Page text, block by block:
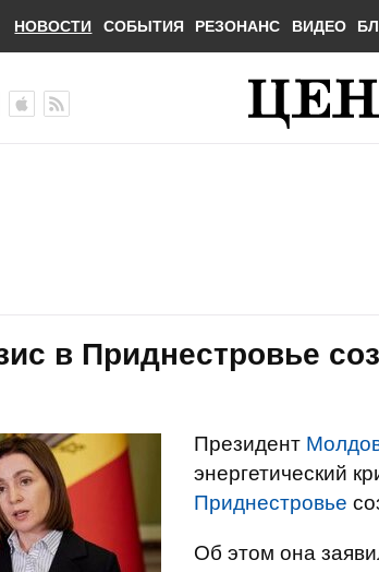
НОВОСТИ СОБЫТИЯ РЕЗОНАНС ВИДЕО
в Приднестровье
Президент
энергетический
Приднестровье
Об этом она